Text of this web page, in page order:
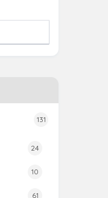
131
24
10
61